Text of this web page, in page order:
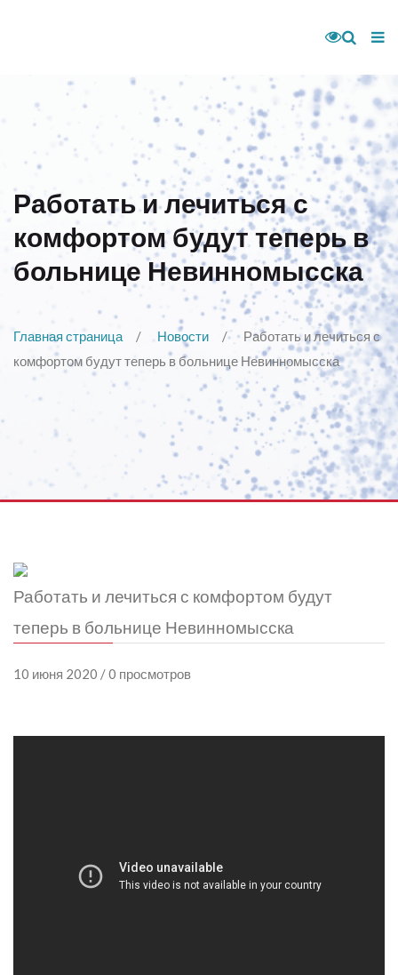
Работать и лечиться с
комфортом будут теперь в
больнице Невинномысска
Главная страница Новости
Работать и лечиться с
комфортом будут теперь в больнице Невинномысска
Работать и лечиться с комфортом будут
теперь в больнице Невинномысска
10 июня 2020 / 0 просмотров